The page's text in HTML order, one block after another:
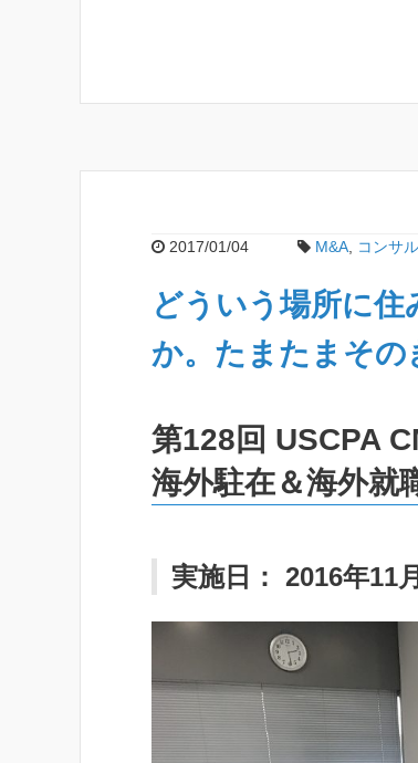
2017/01/04 M&A コンサル
どういう場所に
か。たまたまその
第128回 USCPA
海外駐在＆海外就
実施日： 2016年11